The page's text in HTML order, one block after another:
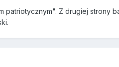
patriotycznym". Z drugiej strony